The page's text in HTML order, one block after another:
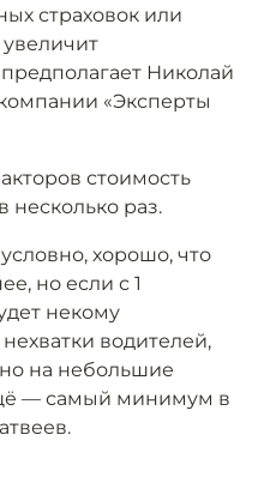
страховок или
Николай
«Эксперты
стоимость
несколько раз.
хорошо, что
но если с 1
некому
водителей,
на небольшие
— самый минимум в